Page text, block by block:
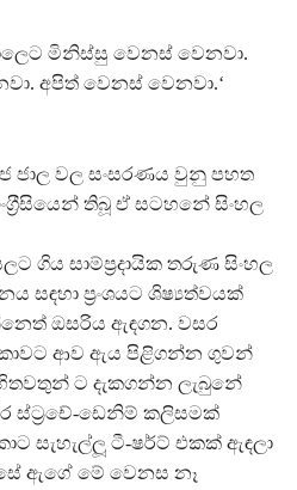
මිනිස්සු වෙනස් වෙනවා.
අපිත් වෙනස් වෙනවා.‘
ජාල වල සංසරණය වුනු පහත
තිබූ ඒ සටහනේ සිංහල
ගිය සාම්ප‍්‍රදායික තරුණ සිංහල
සඳහා ප‍්‍රංශයට ශිෂ්‍යත්වයක්
ඔසරිය ඇඳගන. වසර
ආව ඇය පිළිගන්න ගුවන්
ට දැකගන්න ලැබුනේ
ස්ට‍්‍රචේ-ඩෙනිම් කලිසමක්
සැහැල්ලූ ටී-ෂර්ට් එකක් ඇඳලා
ඇගේ මේ වෙනස නෑ